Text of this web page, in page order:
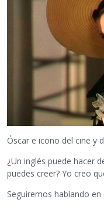
Óscar e icono del cine y
¿Un inglés puede hacer
puedes creer? Yo creo
Seguiremos hablando